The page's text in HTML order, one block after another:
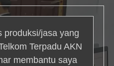
produksi/jasa yang
Terpadu AKN
membantu saya